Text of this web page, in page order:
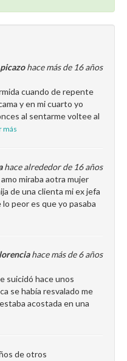
hace más de 16 años
cuando de repente
y en mi cuarto yo
al sentarme voltee al
más
hace alrededor de 16 años
miraba aotra mujer
de una clienta mi ex jefa
peor es que yo pasaba
hace más de 6 años
suicidó hace unos
se había resvalado me
acostada en una
de otros